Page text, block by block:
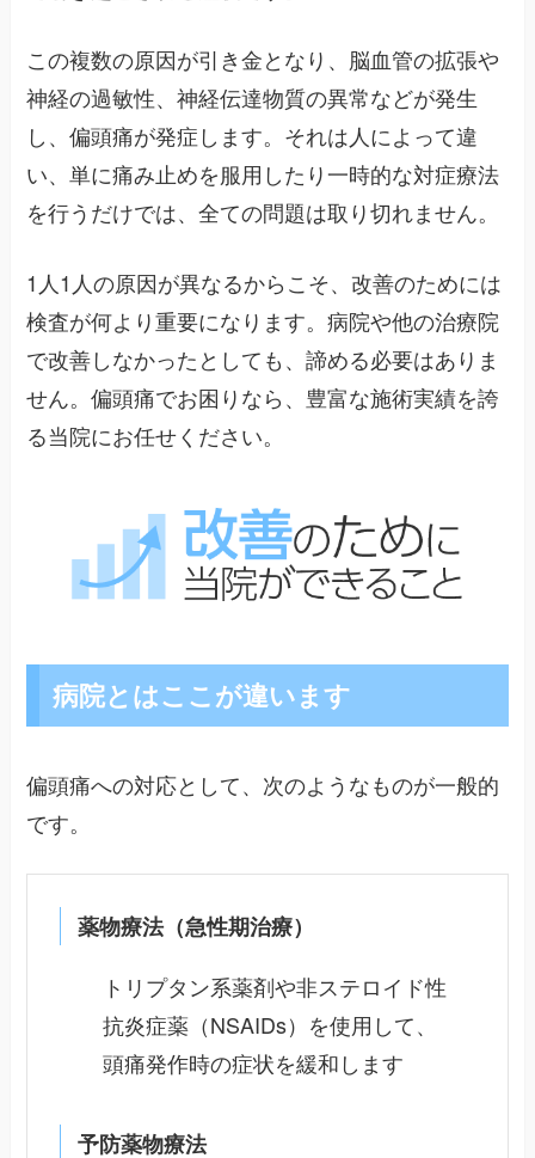
この複数の原因が引き金となり、脳血管の拡張や
神経の過敏性、神経伝達物質の異常などが発生
し、偏頭痛が発症します。それは人によって違
い、単に痛み止めを服用したり一時的な対症療法
を行うだけでは、全ての問題は取り切れません。
1人1人の原因が異なるからこそ、改善のためには
検査が何より重要になります。病院や他の治療院
で改善しなかったとしても、諦める必要はありま
せん。偏頭痛でお困りなら、豊富な施術実績を誇
る当院にお任せください。
病院とはここが違います
偏頭痛への対応として、次のようなものが一般的
です。
薬物療法（急性期治療）
トリプタン系薬剤や非ステロイド性
抗炎症薬（NSAIDs）を使用して、
頭痛発作時の症状を緩和します
予防薬物療法